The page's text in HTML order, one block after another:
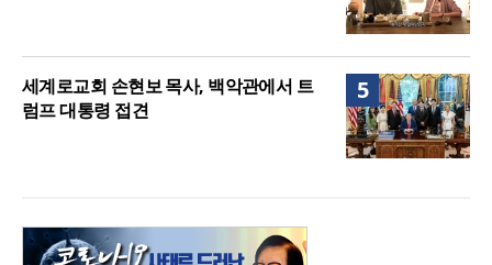
5
세계로교회 손현보 목사, 백악관에서 트
럼프 대통령 접견